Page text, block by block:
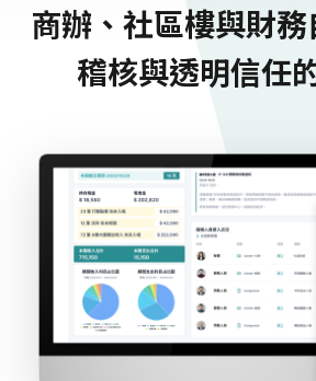
商辦、社區樓與財
稽核與透明信任